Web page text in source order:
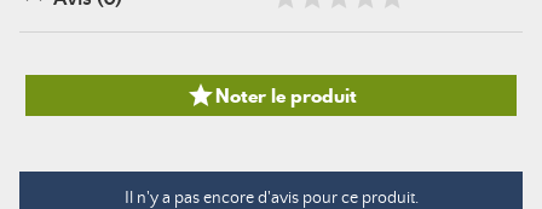
Noter le produit
Il n'y a pas encore d'avis pour ce produit.